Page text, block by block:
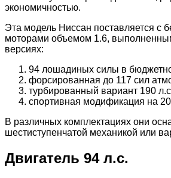
экономичностью.
Эта модель Ниссан поставляется с
моторами объемом 1.6,
версиях:
94 лошадиных силы в
форсированная до 117 сил
турбированный вариант 190
спортивная модификация на
В различных комплектациях они
шестиступенчатой механикой или
Двигатель 94 л.с.